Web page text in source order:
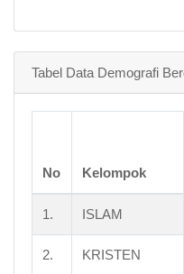
Tabel Data Demografi
No Kelompok
1. ISLAM
2. KRISTEN